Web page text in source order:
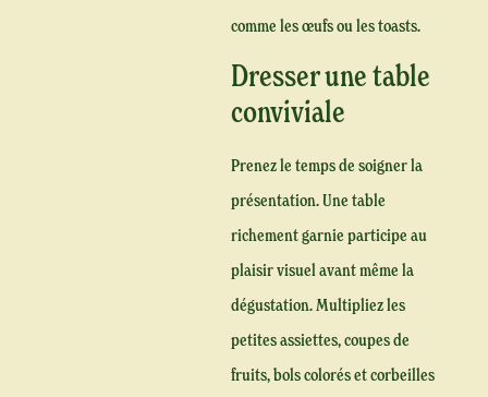
comme les œufs ou les toasts.
Dresser une table
conviviale
Prenez le temps de soigner la
présentation. Une table
richement garnie participe au
plaisir visuel avant même la
dégustation. Multipliez les
petites assiettes, coupes de
fruits, bols colorés et corbeilles